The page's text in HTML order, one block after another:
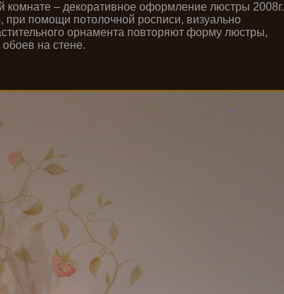
комнате – декоративное оформление люстры 2008г.
при помощи потолочной росписи, визуально
орнамента повторяют форму люстры,
на стене.